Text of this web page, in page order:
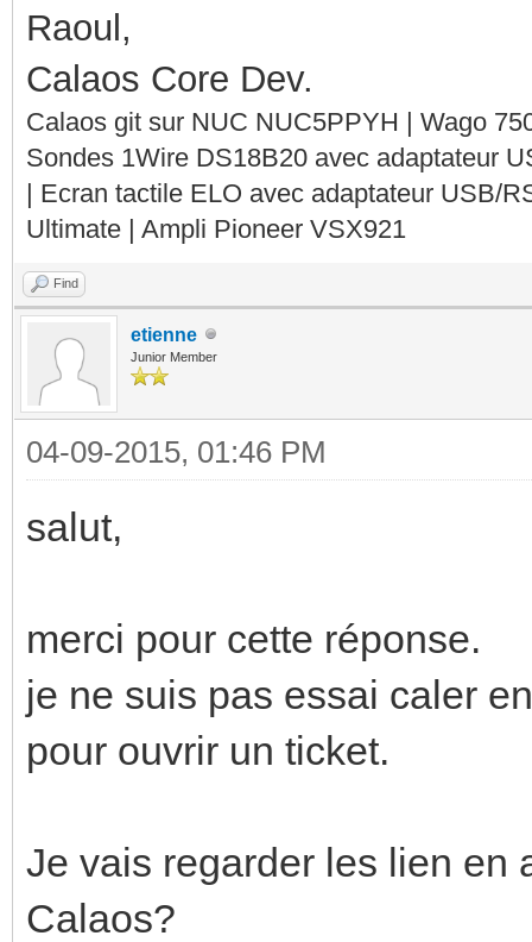
Raoul,
Calaos Core Dev.
Calaos git sur NUC NUC5PPYH | Wago
Sondes 1Wire DS18B20 avec adaptateur
| Ecran tactile ELO avec adaptateur USB/
Ultimate | Ampli Pioneer VSX921
Find
etienne
Junior Member
04-09-2015, 01:46 PM
salut,
merci pour cette réponse.
je ne suis pas essai caler
pour ouvrir un ticket.
Je vais regarder les lien en
Calaos?